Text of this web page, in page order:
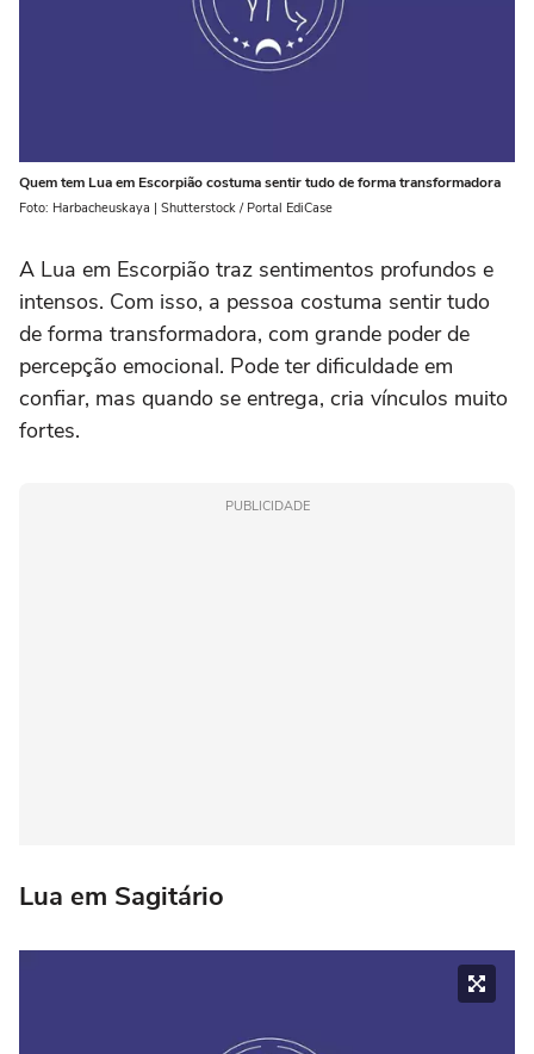
Quem tem Lua em Escorpião costuma sentir tudo de forma transformadora
Foto: Harbacheuskaya | Shutterstock / Portal EdiCase
A Lua em Escorpião traz sentimentos profundos e
intensos. Com isso, a pessoa costuma sentir tudo
de forma transformadora, com grande poder de
percepção emocional. Pode ter dificuldade em
confiar, mas quando se entrega, cria vínculos muito
fortes.
PUBLICIDADE
Lua em Sagitário